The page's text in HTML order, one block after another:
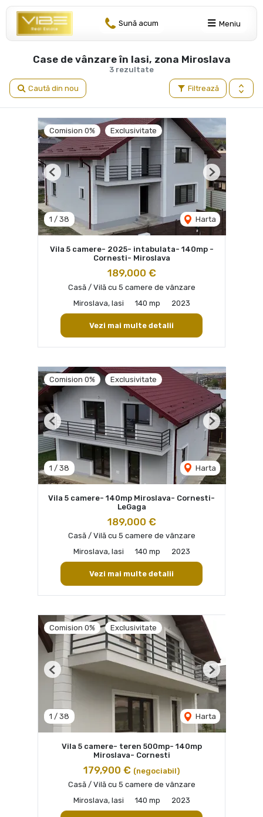
Sună acum Meniu
3 rezultate
Case de vânzare în Iasi, zona Miroslava
Filtrează
Caută din nou
Comision 0% Exclusivitate
1 / 38 Harta
Previous Next
Vila 5 camere- 2025- intabulata- 140mp -
Cornesti- Miroslava
189,000 €
Casă / Vilă cu 5 camere de vânzare
Miroslava, Iasi
140 mp 2023
Vezi mai multe detalii
Comision 0% Exclusivitate
1 / 38 Harta
Previous Next
Vila 5 camere- 140mp Miroslava- Cornesti-
LeGaga
189,000 €
Casă / Vilă cu 5 camere de vânzare
Miroslava, Iasi
140 mp 2023
Vezi mai multe detalii
Comision 0% Exclusivitate
1 / 38 Harta
Previous Next
Vila 5 camere- teren 500mp- 140mp
Miroslava- Cornesti
179,900 € (negociabil)
Casă / Vilă cu 5 camere de vânzare
Miroslava, Iasi
140 mp 2023